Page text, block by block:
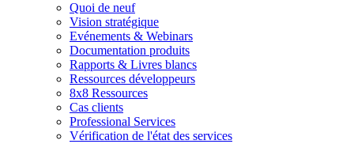
Quoi de neuf
Vision stratégique
Evénements & Webinars
Documentation produits
Rapports & Livres blancs
Ressources développeurs
8x8 Ressources
Cas clients
Professional Services
Vérification de l'état des services